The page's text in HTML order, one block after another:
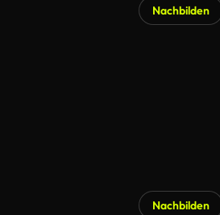
Nachbilden
Nachbilden